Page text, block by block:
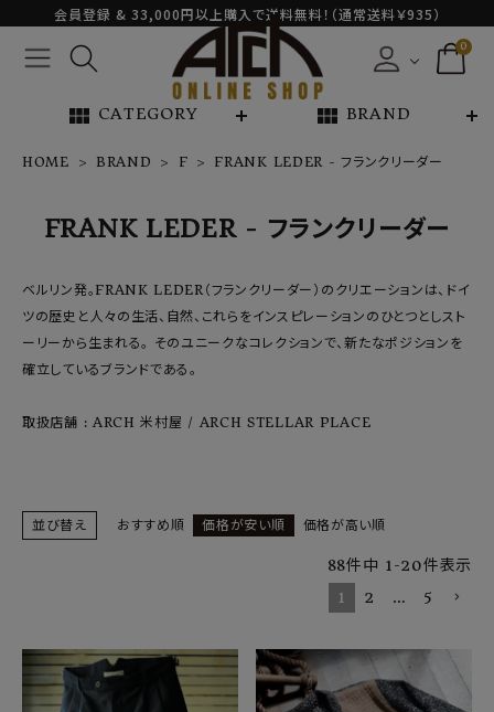
会員登録 & 33,000円以上購入で送料無料！（通常送料￥935）
0
view_module CATEGORY view_module BRAND
NEW ARRIVAL
BRAND
プライバシーポリシー
特定商取引法について
HOME BRAND F FRANK LEDER - フランクリーダー
FRANK LEDER - フランクリーダー
ベルリン発。FRANK LEDER（フランクリーダー）のクリエーションは、ドイ
ツの歴史と人々の生活、自然、これらをインスピレーションのひとつとしスト
ーリーから生まれる。 そのユニークなコレクションで、新たなポジションを
確立しているブランドである。
取扱店舗 : ARCH 米村屋 / ARCH STELLAR PLACE
並び替え おすすめ順 価格が安い順 価格が高い順
88件中 1-20件表示
1
2 … 5